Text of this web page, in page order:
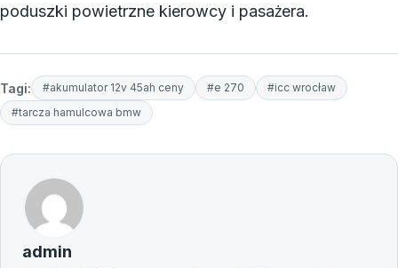
poduszki powietrzne kierowcy i pasażera.
Tagi: #akumulator 12v 45ah ceny #e 270
#icc wrocław
#tarcza hamulcowa bmw
admin